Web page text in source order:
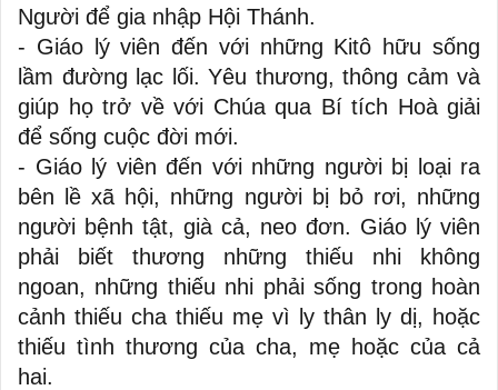
Người để gia nhập Hội Thánh.
- Giáo lý viên đến với những Kitô hữu sống
lầm đường lạc lối. Yêu thương, thông cảm và
giúp họ trở về với Chúa qua Bí tích Hoà giải
để sống cuộc đời mới.
- Giáo lý viên đến với những người bị loại ra
bên lề xã hội, những người bị bỏ rơi, những
người bệnh tật, già cả, neo đơn. Giáo lý viên
phải biết thương những thiếu nhi không
ngoan, những thiếu nhi phải sống trong hoàn
cảnh thiếu cha thiếu mẹ vì ly thân ly dị, hoặc
thiếu tình thương của cha, mẹ hoặc của cả
hai.